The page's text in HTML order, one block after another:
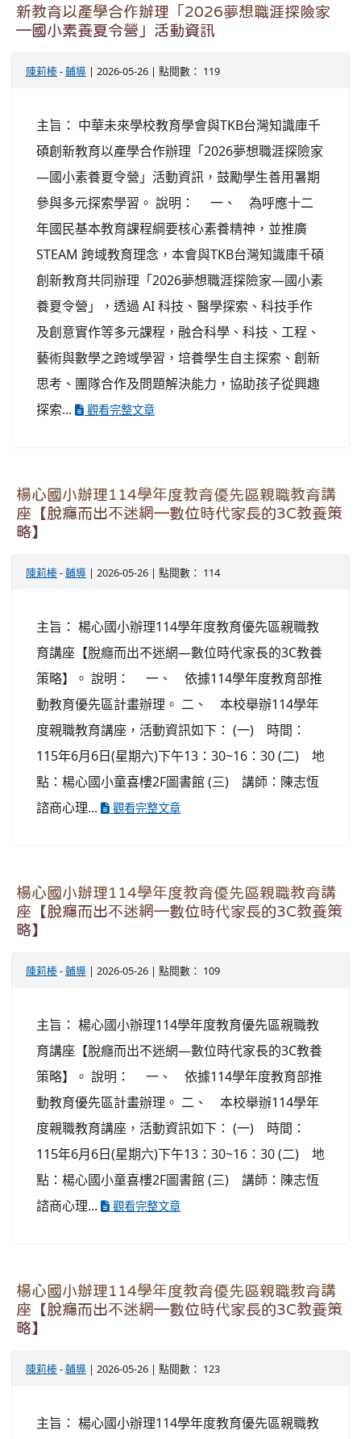
新教育以產學合作辦理「2026夢想職涯探險家
—國小素養夏令營」活動資訊
陳莉榛-輔導 | 2026-05-26 | 點閱數： 119
主旨： 中華未來學校教育學會與TKB台灣知識庫千
碩創新教育以產學合作辦理「2026夢想職涯探險家
—國小素養夏令營」活動資訊，鼓勵學生善用暑期
參與多元探索學習。 說明： 一、 為呼應十二
年國民基本教育課程綱要核心素養精神，並推廣
STEAM 跨域教育理念，本會與TKB台灣知識庫千碩
創新教育共同辦理「2026夢想職涯探險家—國小素
養夏令營」，透過 AI 科技、醫學探索、科技手作
及創意實作等多元課程，融合科學、科技、工程、
藝術與數學之跨域學習，培養學生自主探索、創新
思考、團隊合作及問題解決能力，協助孩子從興趣
探索...
觀看完整文章
楊心國小辦理114學年度教育優先區親職教育講
座【脫癮而出不迷網—數位時代家長的3C教養策
略】
陳莉榛-輔導 | 2026-05-26 | 點閱數： 114
主旨： 楊心國小辦理114學年度教育優先區親職教
育講座【脫癮而出不迷網—數位時代家長的3C教養
策略】。 說明： 一、 依據114學年度教育部推
動教育優先區計畫辦理。 二、 本校舉辦114學年
度親職教育講座，活動資訊如下： (一) 時間：
115年6月6日(星期六)下午13：30~16：30 (二) 地
點：楊心國小童喜樓2F圖書館 (三) 講師：陳志恆
諮商心理...
觀看完整文章
楊心國小辦理114學年度教育優先區親職教育講
座【脫癮而出不迷網—數位時代家長的3C教養策
略】
陳莉榛-輔導 | 2026-05-26 | 點閱數： 109
主旨： 楊心國小辦理114學年度教育優先區親職教
育講座【脫癮而出不迷網—數位時代家長的3C教養
策略】。 說明： 一、 依據114學年度教育部推
動教育優先區計畫辦理。 二、 本校舉辦114學年
度親職教育講座，活動資訊如下： (一) 時間：
115年6月6日(星期六)下午13：30~16：30 (二) 地
點：楊心國小童喜樓2F圖書館 (三) 講師：陳志恆
諮商心理...
觀看完整文章
楊心國小辦理114學年度教育優先區親職教育講
座【脫癮而出不迷網—數位時代家長的3C教養策
略】
陳莉榛-輔導 | 2026-05-26 | 點閱數： 123
主旨： 楊心國小辦理114學年度教育優先區親職教